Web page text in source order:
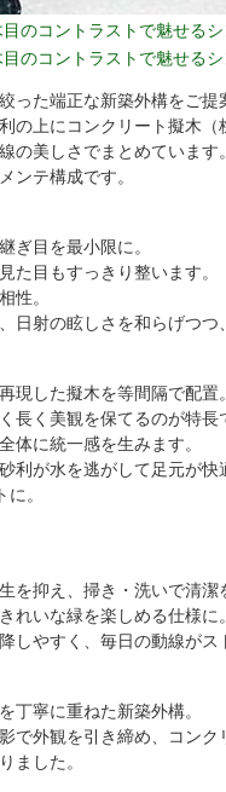
た端正な新築外構をご提
上にコンクリート擬木（
の美しさでまとめています。
ンテ構成です。
ぎ目を最小限に。
た目もすっきり整います。
性。
日射の眩しさを和らげつ
現した擬木を等間隔で配置。
長く美観を保てるのが特長
体に統一感を生みます。
利が水を逃がして足元が快
。
抑え、掃き・洗いで清潔
れいな緑を楽しめる仕様に。
やすく、毎日の動線がス
丁寧に重ねた新築外構。
外観を引き締め、コンク
ました。